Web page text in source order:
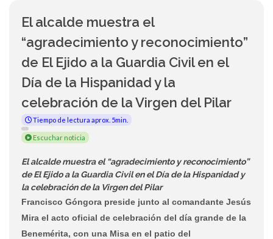
El alcalde muestra el
“agradecimiento y reconocimiento”
de El Ejido a la Guardia Civil en el
Día de la Hispanidad y la
celebración de la Virgen del Pilar
Tiempo de lectura aprox. 5min.
Escuchar noticia
El alcalde muestra el “agradecimiento y reconocimiento”
de El Ejido a la Guardia Civil en el Día de la Hispanidad y
la celebración de la Virgen del Pilar
Francisco Góngora preside junto al comandante Jesús
Mira el acto oficial de celebración del día grande de la
Benemérita, con una Misa en el patio del